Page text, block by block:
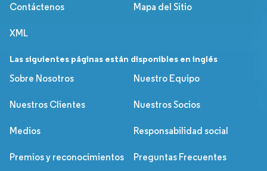
Contáctenos Mapa del Sitio
XML
Las siguientes páginas están disponibles en inglés
Sobre Nosotros
Nuestro Equipo
Nuestros Clientes Nuestros Socios
Medios Responsabilidad social
Premios y reconocimientos Preguntas Frecuentes